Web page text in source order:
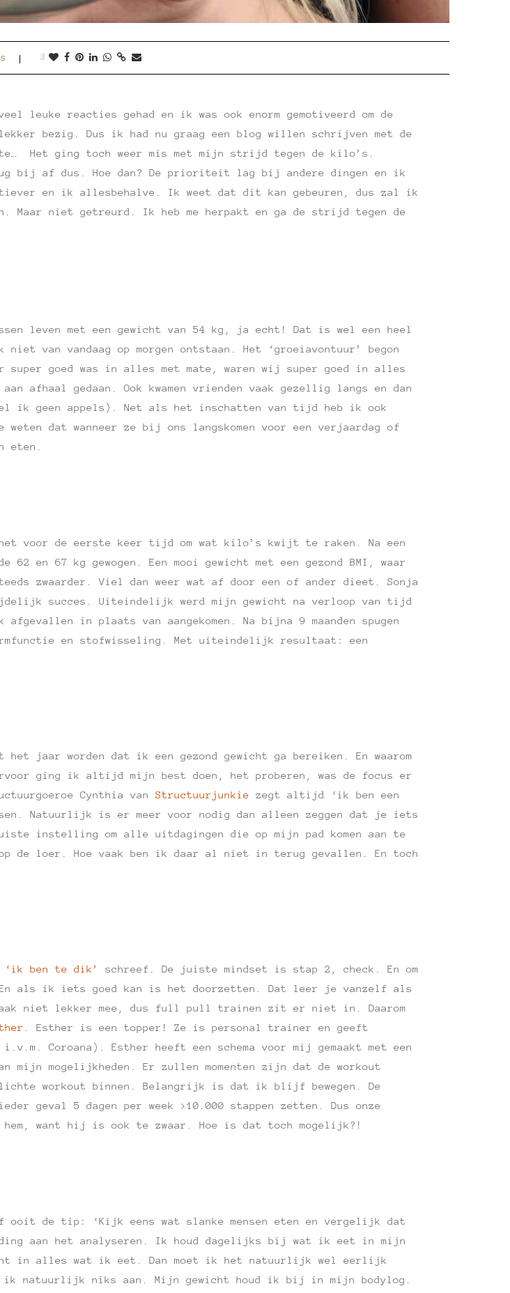
3
leuke reacties gehad en ik was ook enorm gemotiveerd om de
bezig. Dus ik had nu graag een blog willen schrijven met de
Het ging toch weer mis met mijn strijd tegen de kilo’s.
bij af dus. Hoe dan? De prioriteit lag bij andere dingen en ik
en ik allesbehalve. Ik weet dat dit kan gebeuren, dus zal ik
Maar niet getreurd. Ik heb me herpakt en ga de strijd tegen de
leven met een gewicht van 54 kg, ja echt! Dat is wel een heel
van vandaag op morgen ontstaan. Het ‘groeiavontuur’ begon
super goed was in alles met mate, waren wij super goed in alles
afhaal gedaan. Ook kwamen vrienden vaak gezellig langs en dan
ik geen appels). Net als het inschatten van tijd heb ik ook
dat wanneer ze bij ons langskomen voor een verjaardag of
eten.
voor de eerste keer tijd om wat kilo’s kwijt te raken. Na een
en 67 kg gewogen. Een mooi gewicht met een gezond BMI, waar
zwaarder. Viel dan weer wat af door een of ander dieet. Sonja
succes. Uiteindelijk werd mijn gewicht na verloop van tijd
in plaats van aangekomen. Na bijna 9 maanden spugen
en stofwisseling. Met uiteindelijk resultaat: een
jaar worden dat ik een gezond gewicht ga bereiken. En waarom
ging ik altijd mijn best doen, het proberen, was de focus er
Cynthia van Structuurjunkie zegt altijd ‘ik ben een
Natuurlijk is er meer voor nodig dan alleen zeggen dat je iets
instelling om alle uitdagingen die op mijn pad komen aan te
de loer. Hoe vaak ben ik daar al niet in terug gevallen. En toch
‘ik ben te dik’
schreef. De juiste mindset is stap 2, check. En om
als ik iets goed kan is het doorzetten. Dat leer je vanzelf als
niet lekker mee, dus full pull trainen zit er niet in. Daarom
. Esther is een topper! Ze is personal trainer en geeft
Coroana). Esther heeft een schema voor mij gemaakt met een
mijn mogelijkheden. Er zullen momenten zijn dat de workout
lichte workout binnen. Belangrijk is dat ik blijf bewegen. De
geval 5 dagen per week >10.000 stappen zetten. Dus onze
hem, want hij is ook te zwaar. Hoe is dat toch mogelijk?!
de tip: ‘Kijk eens wat slanke mensen eten en vergelijk dat
aan het analyseren. Ik houd dagelijks bij wat ik eet in mijn
in alles wat ik eet. Dan moet ik het natuurlijk wel eerlijk
ik natuurlijk niks aan. Mijn gewicht houd ik bij in mijn bodylog.